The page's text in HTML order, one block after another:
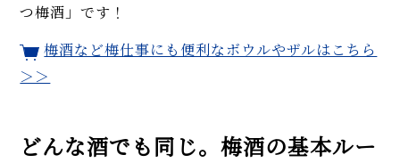
つ梅酒」です！
梅酒など梅仕事にも便利なボウルやザルはこちら
＞＞
どんな酒でも同じ。梅酒の基本ルー